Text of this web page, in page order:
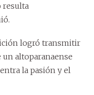
resulta
logró transmitir
un altoparanaense
la pasión y el